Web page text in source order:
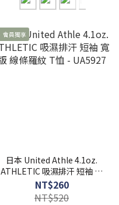
會員獨享
日本 United Athle 4.1oz.
ATHLETIC 吸濕排汗 短袖 寬
版 線條羅紋 T恤 - UA5927
NT$260
NT$520